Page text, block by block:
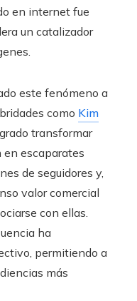
en internet fue
un catalizador
este fenómeno a
como Kim
transformar
escaparates
de seguidores y,
valor comercial
con ellas.
ha
permitiendo a
más